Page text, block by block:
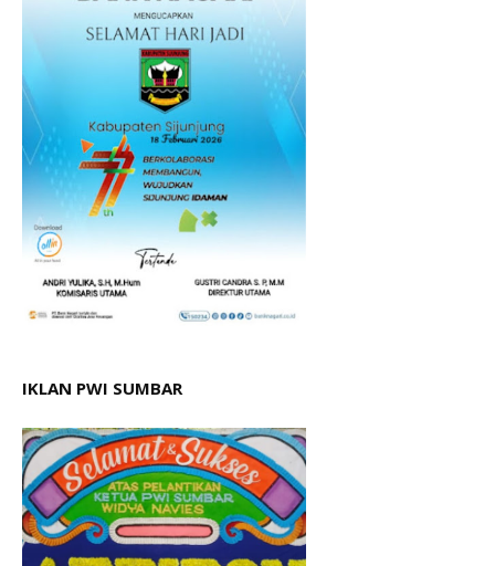
IKLAN PWI SUMBAR